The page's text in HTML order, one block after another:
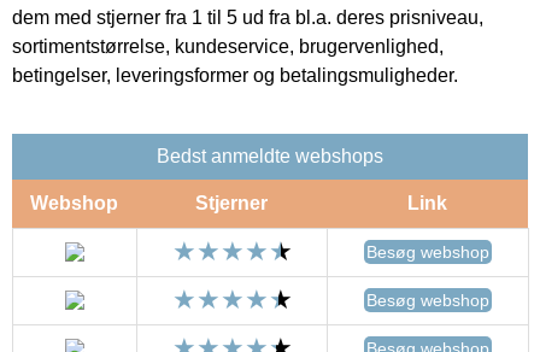
dem med stjerner fra 1 til 5 ud fra bl.a. deres prisniveau,
sortimentstørrelse, kundeservice, brugervenlighed,
betingelser, leveringsformer og betalingsmuligheder.
Bedst anmeldte webshops
Webshop Stjerner Link
Besøg webshop
Besøg webshop